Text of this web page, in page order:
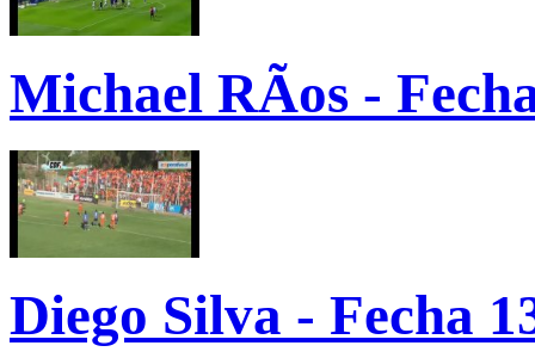
Michael RÃ­os -
Diego Silva - Fecha